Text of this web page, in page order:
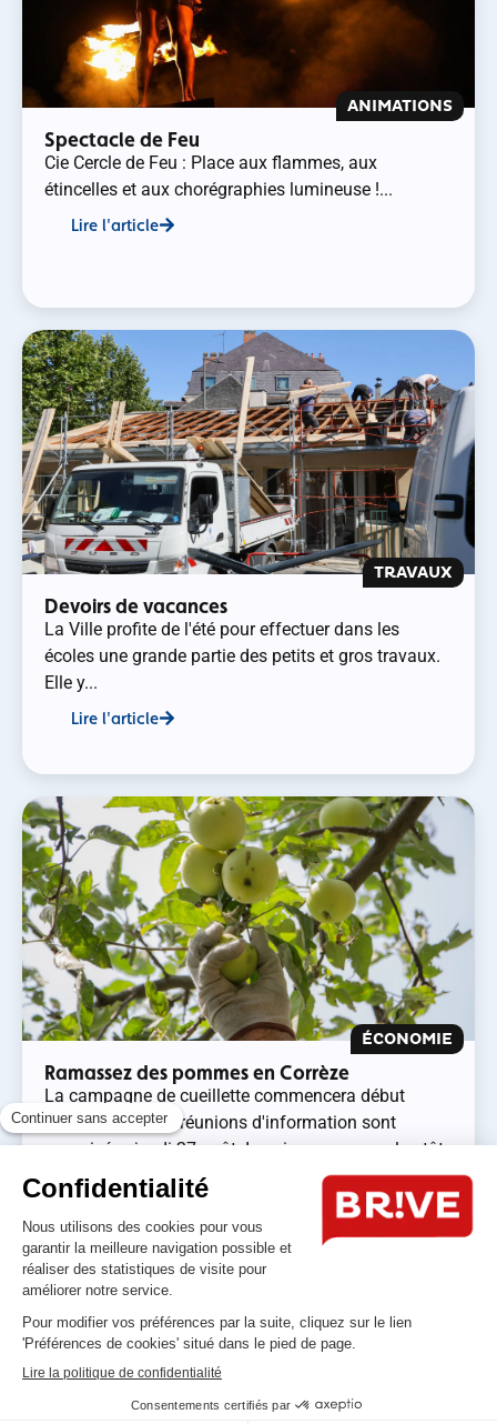
ANIMATIONS
Spectacle de Feu
Cie Cercle de Feu : Place aux flammes, aux
étincelles et aux chorégraphies lumineuse !...
Lire l'article
TRAVAUX
Devoirs de vacances
La Ville profite de l'été pour effectuer dans les
écoles une grande partie des petits et gros travaux.
Elle y...
Lire l'article
ÉCONOMIE
Ramassez des pommes en Corrèze
La campagne de cueillette commencera début
septembre. Deux réunions d'information sont
organisées jeudi 27 août. Inscrivez-vous au plus tôt.
On...
Réalisation Corsicaweb |
Politique de confidentialité|Accessibilité